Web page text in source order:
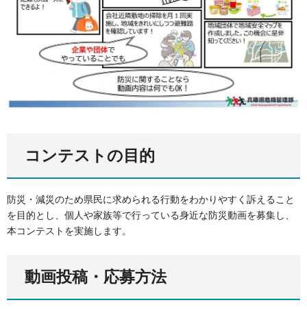
コンテストの目的
防災・減災のため県民に求められる行動をわかりやすく訴えること
を目的とし、個人や家族等で行っている身近な防災動画を募集し、
本コンテストを実施します。
動画投稿・応募方法